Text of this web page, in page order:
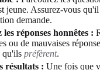
jeune. Assurez-vous
demande.
réponses honnêtes :
ou de mauvaises
qu'ils préfèrent.
résultats : Une fois que